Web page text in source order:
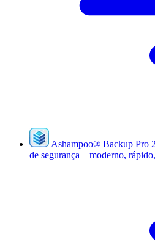
Ashampoo® Backup Pro
de segurança – moderno,